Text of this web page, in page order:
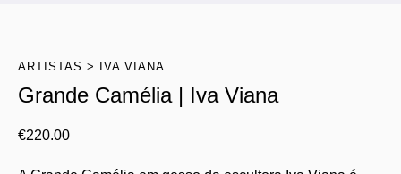
ARTISTAS IVA VIANA
Grande Camélia | Iva Viana
€220.00